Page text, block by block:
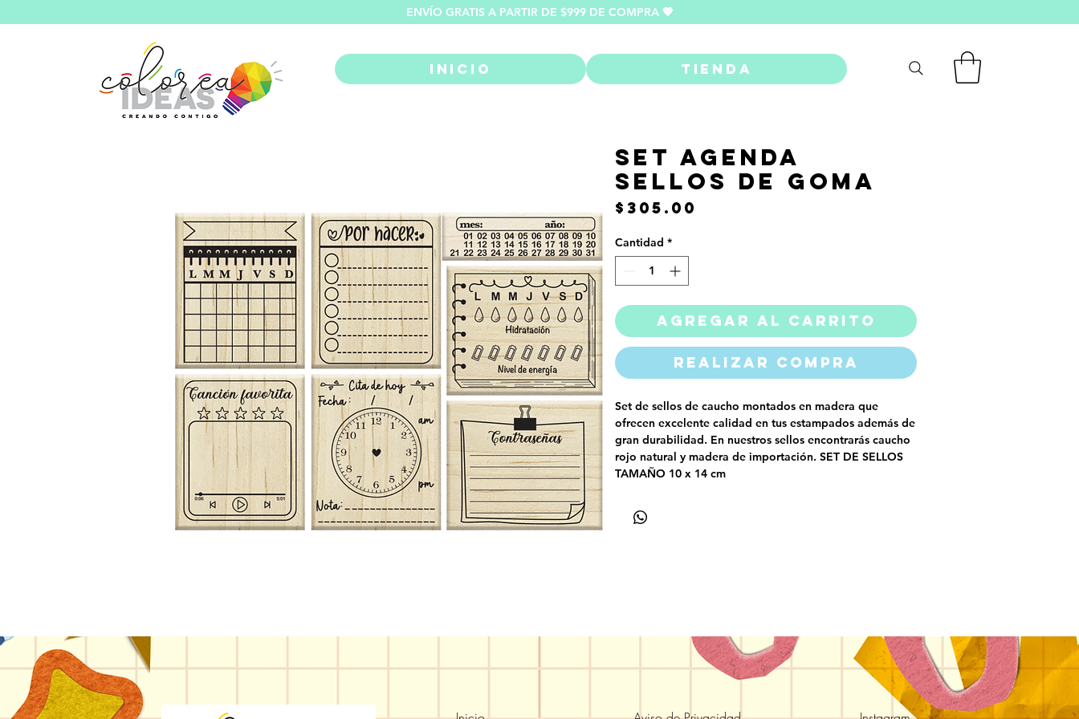
ENVÍO GRATIS A PARTIR DE $999 DE COMPRA 💖
Inicio Tienda
Set Agenda
Sellos de Goma
$305.00
Cantidad *
Agregar al carrito
Realizar compra
Set de sellos de caucho montados en madera que
ofrecen excelente calidad en tus estampados además de
gran durabilidad. En nuestros sellos encontrarás caucho
rojo natural y madera de importación. SET DE SELLOS
TAMAÑO 10 x 14 cm